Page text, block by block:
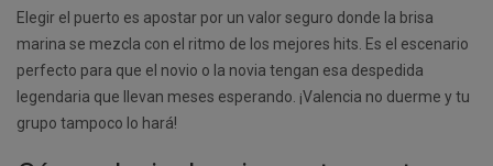
Elegir el puerto es apostar por un valor seguro donde la brisa
marina se mezcla con el ritmo de los mejores hits. Es el escenario
perfecto para que el novio o la novia tengan esa despedida
legendaria que llevan meses esperando. ¡Valencia no duerme y tu
grupo tampoco lo hará!